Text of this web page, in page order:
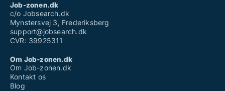
Job-zonen.dk
c/o Jobsearch.dk
Mynstersvej 3, Frederiksberg
support@jobsearch.dk
CVR: 39925311
Om Job-zonen.dk
Om Job-zonen.dk
Kontakt os
Blog